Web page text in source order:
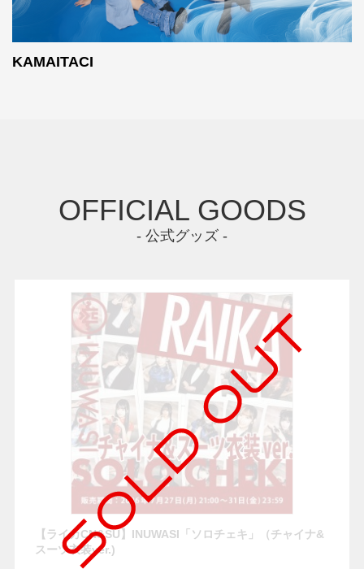
KAMAITACI
OFFICIAL GOODS
- 公式グッズ -
【ライカCN&SU】INUWASI「ソロチェキ」（チャイナ&
スーツ衣装ver.)